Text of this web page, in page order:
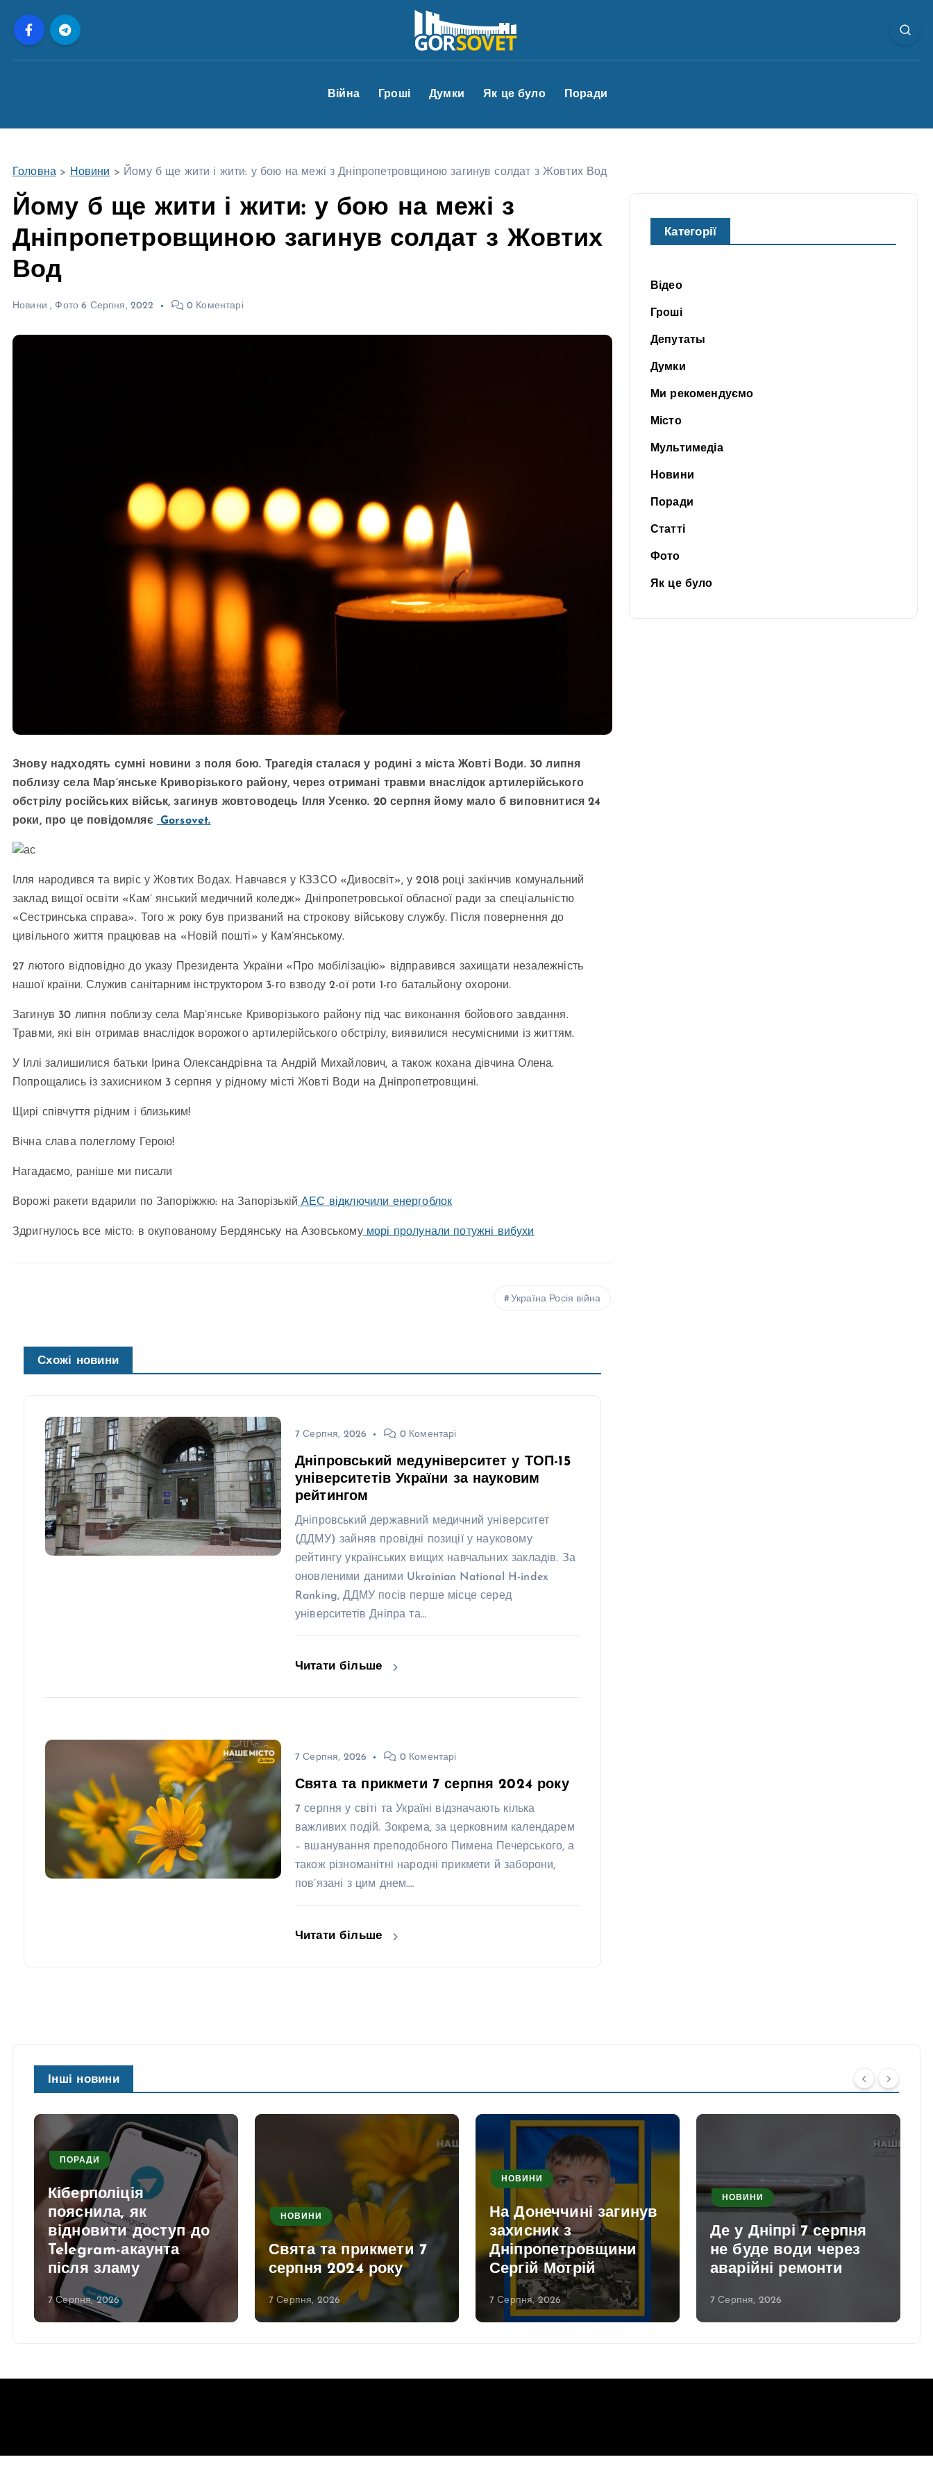
Війна Гроші Думки Як це було Поради
Головна > Новини > Йому б ще жити і жити: у бою на межі з Дніпропетровщиною загинув солдат з Жовтих Вод
Йому б ще жити і жити: у бою на межі з
Дніпропетровщиною загинув солдат з Жовтих
Вод
Новини , Фото 6 Серпня, 2022 0 Коментарі
Знову надходять сумні новини з поля бою. Трагедія сталася у родині з міста Жовті Води. 30 липня
поблизу села Мар’янське Криворізького району, через отримані травми внаслідок артилерійського
обстрілу російських військ, загинув жовтоводець Ілля Усенко. 20 серпня йому мало б виповнитися 24
роки, про це повідомляє
Gorsovet.
Ілля народився та виріс у Жовтих Водах. Навчався у КЗЗСО «Дивосвіт», у 2018 році закінчив комунальний
заклад вищої освіти «Кам’ янський медичний коледж» Дніпропетровської обласної ради за спеціальністю
«Сестринська справа». Того ж року був призваний на строкову військову службу. Після повернення до
цивільного життя працював на «Новій пошті» у Кам’янському.
27 лютого відповідно до указу Президента України «Про мобілізацію» відправився захищати незалежність
нашої країни. Служив санітарним інструктором 3-го взводу 2-ої роти 1-го батальйону охорони.
Загинув 30 липня поблизу села Мар’янське Криворізького району під час виконання бойового завдання.
Травми, які він отримав внаслідок ворожого артилерійського обстрілу, виявилися несумісними із життям.
У Іллі залишилися батьки Ірина Олександрівна та Андрій Михайлович, а також кохана дівчина Олена.
Попрощались із захисником 3 серпня у рідному місті Жовті Води на Дніпропетровщині.
Щирі співчуття рідним і близьким!
Вічна слава полеглому Герою!
Нагадаємо, раніше ми писали
Ворожі ракети вдарили по Запоріжжю: на Запорізькій АЕС відключили енергоблок
Здригнулось все місто: в окупованому Бердянську на Азовськомуморі пролунали потужні вибухи
Україна Росія війна
Схожі новини
7 Серпня, 2026 0 Коментарі
Дніпровський медуніверситет у ТОП-15
університетів України за науковим
рейтингом
Дніпровський державний медичний університет
(ДДМУ) зайняв провідні позиції у науковому
рейтингу українських вищих навчальних закладів. За
оновленими даними Ukrainian National H-index
Ranking, ДДМУ посів перше місце серед
університетів Дніпра та…
Читати більше
7 Серпня, 2026 0 Коментарі
Свята та прикмети 7 серпня 2024 року
7 серпня у світі та Україні відзначають кілька
важливих подій. Зокрема, за церковним календарем
– вшанування преподобного Пимена Печерського, а
також різноманітні народні прикмети й заборони,
пов’язані з цим днем.…
Читати більше
Категорії
Відео
Гроші
Депутаты
Думки
Ми рекомендуємо
Місто
Мультимедіа
Новини
Поради
Статті
Фото
Як це було
Інші новини
ПОРАДИ
Кіберполіція
пояснила, як
відновити доступ до
Telegram-акаунта
після зламу
7 Серпня, 2026
НОВИНИ
Свята та прикмети 7
серпня 2024 року
7 Серпня, 2026
НОВИНИ
На Донеччині загинув
захисник з
Дніпропетровщини
Сергій Мотрій
7 Серпня, 2026
НОВИНИ
Де у Дніпрі 7 серпня
не буде води через
аварійні ремонти
7 Серпня, 2026